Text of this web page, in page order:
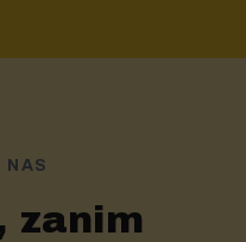
NAS
zanim